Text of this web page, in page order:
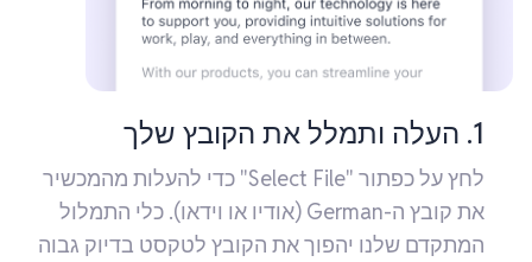
1. העלה ותמלל את הקובץ שלך
לחץ על כפתור "Select File" כדי להעלות מהמכשיר
את קובץ ה-German (אודיו או וידאו). כלי התמלול
המתקדם שלנו יהפוך את הקובץ לטקסט בדיוק גבוה